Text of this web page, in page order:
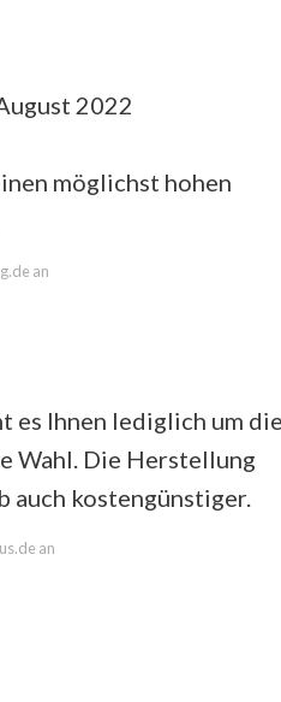
2022
möglichst hohen
an
es Ihnen lediglich um die
Wahl. Die Herstellung
auch kostengünstiger.
an